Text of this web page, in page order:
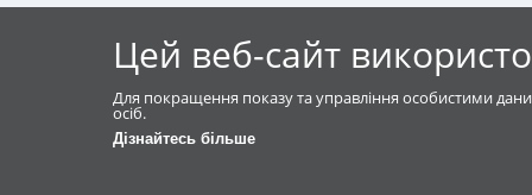
Цей веб-сайт
Для покращення показу та управління особистими
осіб.
Дізнайтесь більше